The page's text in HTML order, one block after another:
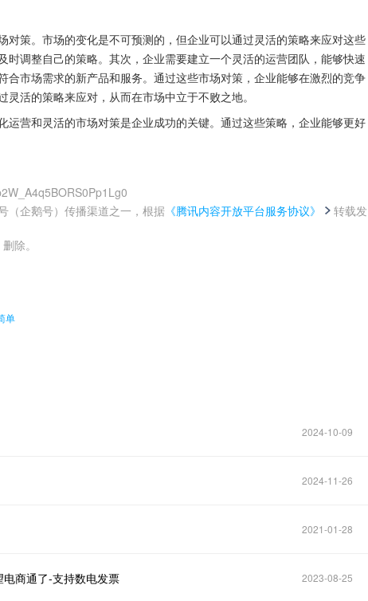
策。市场的变化是不可预测的，但企业可以通过灵活的策略来应对这些
调整自己的策略。其次，企业需要建立一个灵活的运营团队，能够快速
市场需求的新产品和服务。通过这些市场对策，企业能够在激烈的竞争
活的策略来应对，从而在市场中立于不败之地。
营和灵活的市场对策是企业成功的关键。通过这些策略，企业能够更好
（企鹅号）传播渠道之一，根据 《腾讯内容开放平台服务协议》
转载发
除。
单
2024-10-09
2024-11-26
2021-01-28
电商通了-支持数电发票 2023-08-25